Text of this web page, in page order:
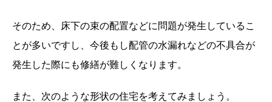
そのため、床下の束の配置などに問題が発生しているこ
とが多いですし、今後もし配管の水漏れなどの不具合が
発生した際にも修繕が難しくなります。
また、次のような形状の住宅を考えてみましょう。